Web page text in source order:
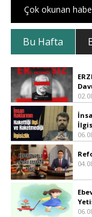
Çok okunan
Bu Hafta